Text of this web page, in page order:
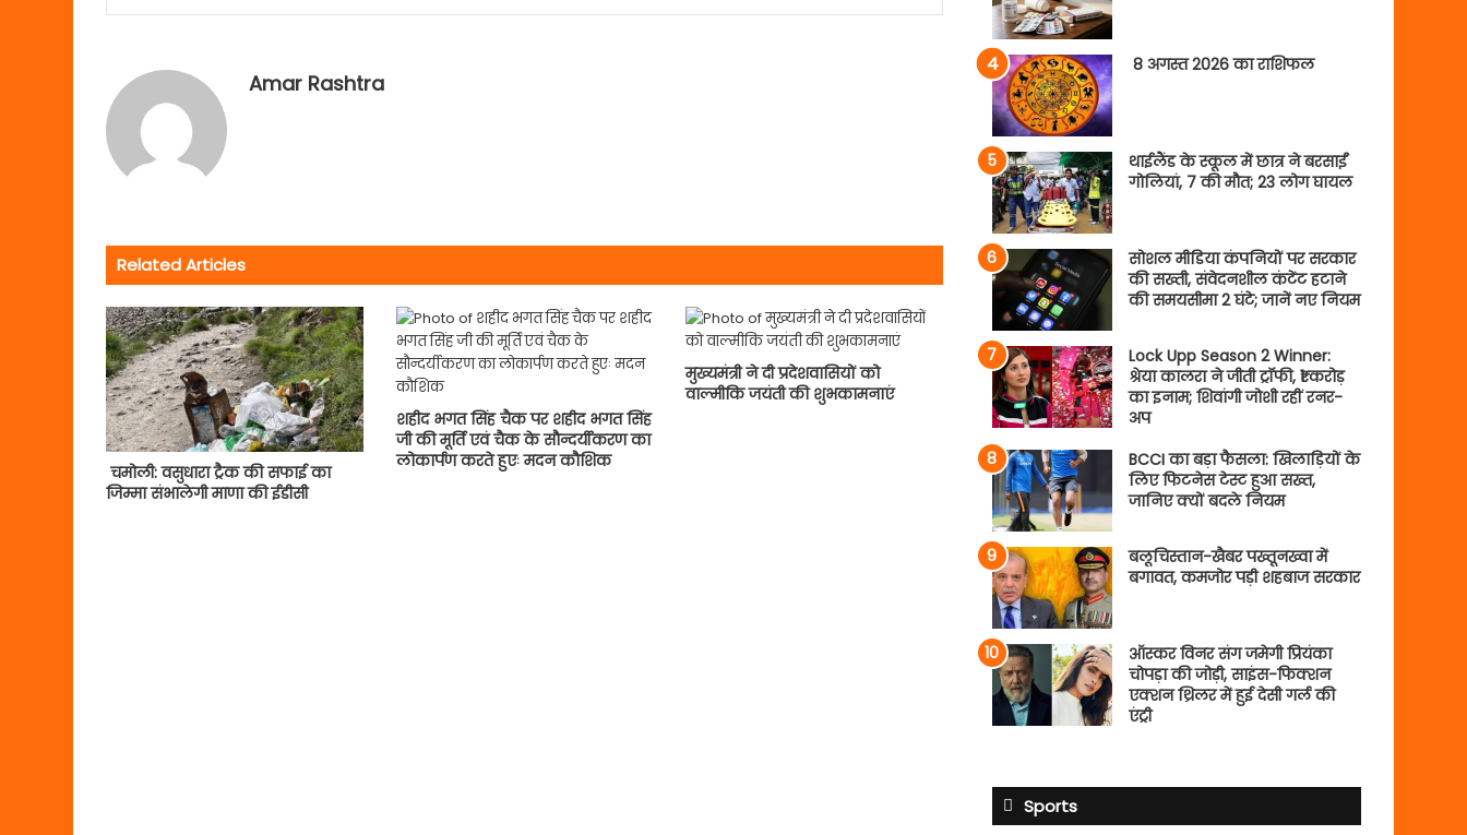
Amar Rashtra
Related Articles
चमोली: वसुधारा ट्रैक की सफाई का
जिम्मा संभालेगी माणा की ईडीसी
शहीद भगत सिंह चैक पर शहीद भगत सिंह
जी की मूर्ति एवं चैक के सौन्दर्यीकरण का
लोकार्पण करते हुएः मदन कौशिक
मुख्यमंत्री ने दी प्रदेशवासियों को
वाल्मीकि जयंती की शुभकामनाएं
8 अगस्त 2026 का राशिफल
थाईलैंड के स्कूल में छात्र ने बरसाईं
गोलियां, 7 की मौत; 23 लोग घायल
सोशल मीडिया कंपनियों पर सरकार
की सख्ती, संवेदनशील कंटेंट हटाने
की समयसीमा 2 घंटे; जानें नए नियम
Lock Upp Season 2 Winner:
श्रेया कालरा ने जीती ट्रॉफी, ₹1 करोड़
का इनाम; शिवांगी जोशी रहीं रनर-
अप
BCCI का बड़ा फैसला: खिलाड़ियों के
लिए फिटनेस टेस्ट हुआ सख्त,
जानिए क्यों बदले नियम
बलूचिस्तान-खैबर पख्तूनख्वा में
बगावत, कमजोर पड़ी शहबाज सरकार
ऑस्कर विनर संग जमेगी प्रियंका
चोपड़ा की जोड़ी, साइंस-फिक्शन
एक्शन थ्रिलर में हुई देसी गर्ल की
एंट्री
Sports